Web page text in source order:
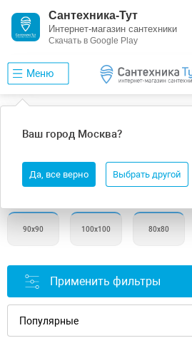
Сантехника-Тут
Интернет-магазин сантехники
Скачать в Google Play
Меню
Ваш город Москва?
Да, все верно Выбрать другой
Душевые поддоны Vincea
90х90 100х100 80х80
Применить фильтры